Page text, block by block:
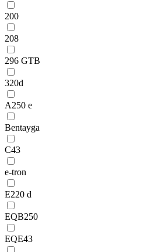
200
208
296 GTB
320d
A250 e
Bentayga
C43
e-tron
E220 d
EQB250
EQE43